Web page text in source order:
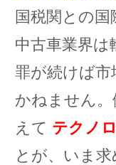
国税関との国
中古車業界
罪が続けば市
かねません
えて テクノ
とが、いま求